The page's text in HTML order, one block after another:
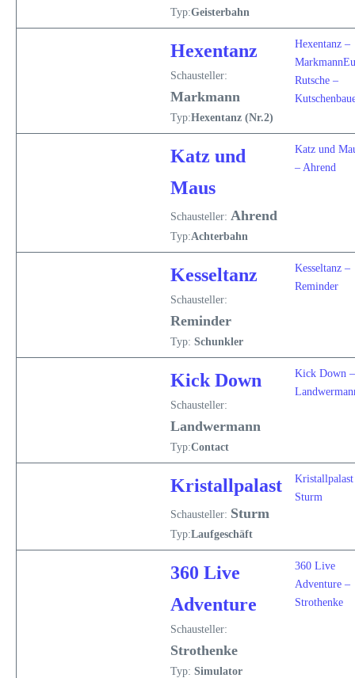
Typ:Geisterbahn
Hexentanz
Schausteller:
Markmann
Typ:Hexentanz (Nr.2)
Hexentanz –
Markmann
Rutsche –
Katz und
Maus
Schausteller: Ahrend
Typ:Achterbahn
Katz und
– Ahrend
Kesseltanz
Schausteller:
Reminder
Typ: Schunkler
Kesseltanz –
Reminder
Kick Down
Schausteller:
Landwermann
Typ:Contact
Kick Down –
Kristallpalast
Schausteller: Sturm
Typ:Laufgeschäft
Sturm
360 Live
Adventure
Schausteller:
Strothenke
Typ: Simulator
360 Live
Adventure –
Strothenke